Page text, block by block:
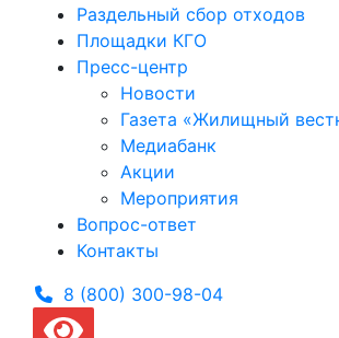
Раздельный сбор отходов
Площадки КГО
Пресс-центр
Новости
Газета «Жилищный
Медиабанк
Акции
Мероприятия
Вопрос-ответ
Контакты
8 (800) 300-98-04